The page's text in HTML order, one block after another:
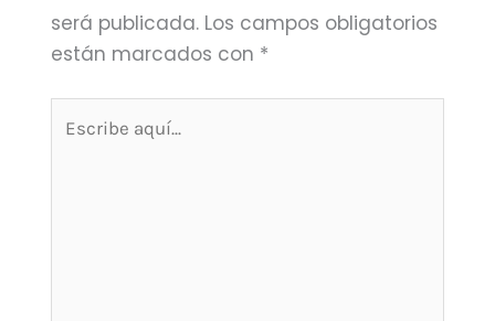
será publicada. Los campos obligatorios
están marcados con *
aquí...